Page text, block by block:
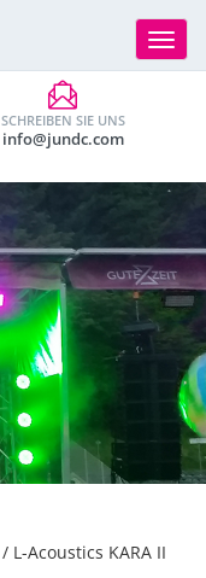
Toggle
SCHREIBEN SIE UNS
info@jundc.com
/ L-Acoustics KARA II